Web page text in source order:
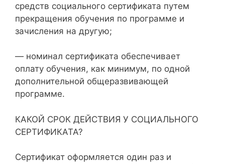
средств социального сертификата путем
прекращения обучения по программе и
зачисления на другую;
— номинал сертификата обеспечивает
оплату обучения, как минимум, по одной
дополнительной общеразвивающей
программе.
КАКОЙ СРОК ДЕЙСТВИЯ У СОЦИАЛЬНОГО
СЕРТИФИКАТА?
Сертификат оформляется один раз и